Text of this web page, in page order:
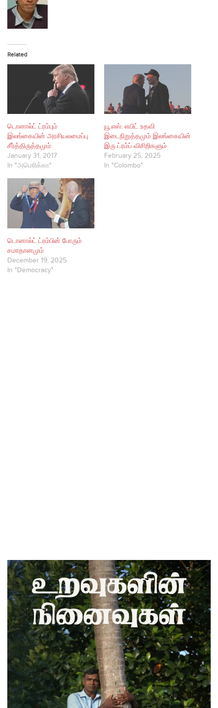
Related
டொனால்ட் ட்ரம்பும்
இலங்கையின் அரசியலமைப்பு
சீர்த்திருத்தமும்
January 31, 2017
In "அமெரிக்கா"
யூ.எஸ். எயிட் உதவி
இடைநிறுத்தமும் இலங்கையின்
இரு ட்ரம்ப் விசிறிகளும்
February 25, 2025
In "Colombo"
டொனால்ட் ட்ரம்பின் போரும்
சமாதானமும்
December 19, 2025
In "Democracy"